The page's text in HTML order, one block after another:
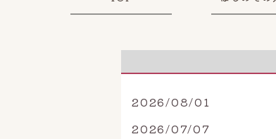
2026/08/01
2026/07/07